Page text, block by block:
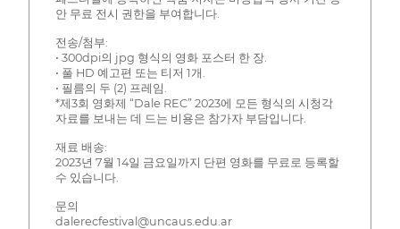
안 무료 전시 권한을 부여합니다.
전송/첨부:
• 300dpi의 jpg 형식의 영화 포스터 한 장.
• 풀 HD 예고편 또는 티저 1개.
• 필름의 두 (2) 프레임.
*제3회 영화제 “Dale REC” 2023에 모든 형식의 시청각
자료를 보내는 데 드는 비용은 참가자 부담입니다.
재료 배송:
2023년 7월 14일 금요일까지 단편 영화를 무료로 등록할
수 있습니다.
문의
dalerecfestival@uncaus.edu.ar